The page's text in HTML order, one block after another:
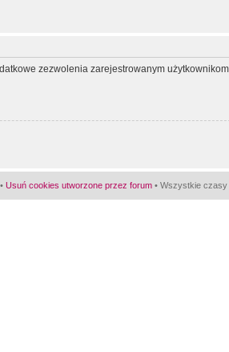
zezwolenia zarejestrowanym
• Usuń cookies utworzone przez forum • Wszystkie